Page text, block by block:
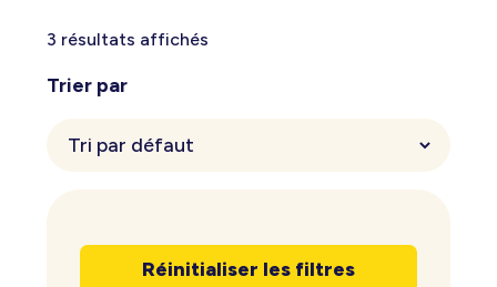
3 résultats affichés
Trier par
Réinitialiser les filtres